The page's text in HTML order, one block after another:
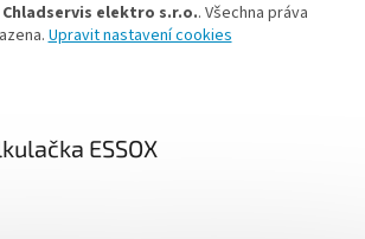
Chladservis elektro s.r.o.. Všechna práva
Upravit nastavení cookies
ESSOX